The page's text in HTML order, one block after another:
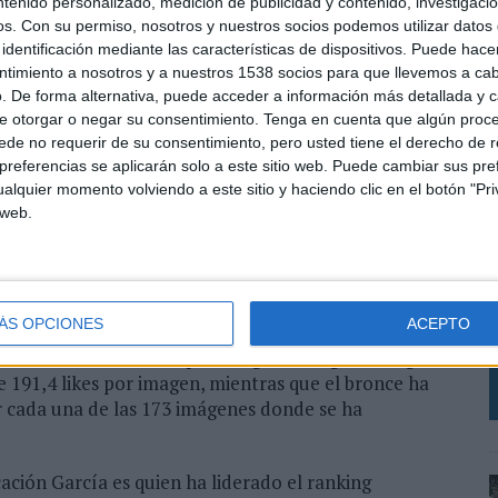
Con su permiso, nosotros y nuestros socios podemos utilizar datos
mediante las características de dispositivos. Puede
a nosotros y a nuestros 1538 socios para que llevemos a
De forma alternativa, puede acceder a información más detallada y
otorgar o negar su consentimiento. Tenga en cuenta que algún
no requerir de su consentimiento, pero usted tiene el derecho de
se aplicarán solo a este sitio web. Puede cambiar sus
momento volviendo a este sitio y haciendo clic en el botón
OPCIONES ACEPTO
para adaptarse a las nuevas tendencias de
y avanzados. Hoy, un 65 % de los consumidores
realizar una compra (Elon University). Un 53 %
los usuarios influencia sus decisiones de compra
confía más en las imágenes de los propios
sido las reinas de Instagram, la realidad es que se
hay que fijarse en métricas equiparables, que
independientemente de su tamaño, y es donde
mejor la red social y han sido capaces de crear
sin lugar a dudas es DoubleAgent, con más de 240
de 1.903,2 likes por imagen. El segundo lugar
likes por imagen, mientras que el bronce ha
una de las 173 imágenes donde se ha
García es quien ha liderado el ranking